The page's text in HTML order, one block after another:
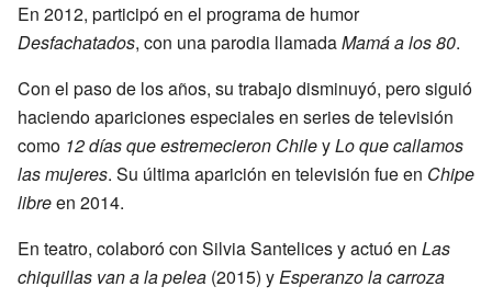
En 2012, participó en el programa de humor
Desfachatados, con una parodia llamadaMamá a los 80.
Con el paso de los años, su trabajo disminuyó, pero siguió
haciendo apariciones especiales en series de televisión
como 12 días que estremecieron ChileyLo que callamos
las mujeres. Su última aparición en televisión fue en Chipe
libreen 2014.
En teatro, colaboró con Silvia Santelices y actuó en Las
chiquillas van a la pelea (2015) yEsperanzo la carroza